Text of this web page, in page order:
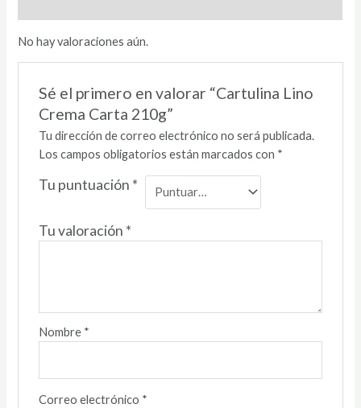
No hay valoraciones aún.
Sé el primero en valorar “Cartulina Lino
Crema Carta 210g”
Tu dirección de correo electrónico no será publicada.
Los campos obligatorios están marcados con *
Tu puntuación *
Tu valoración *
Nombre *
Correo electrónico *